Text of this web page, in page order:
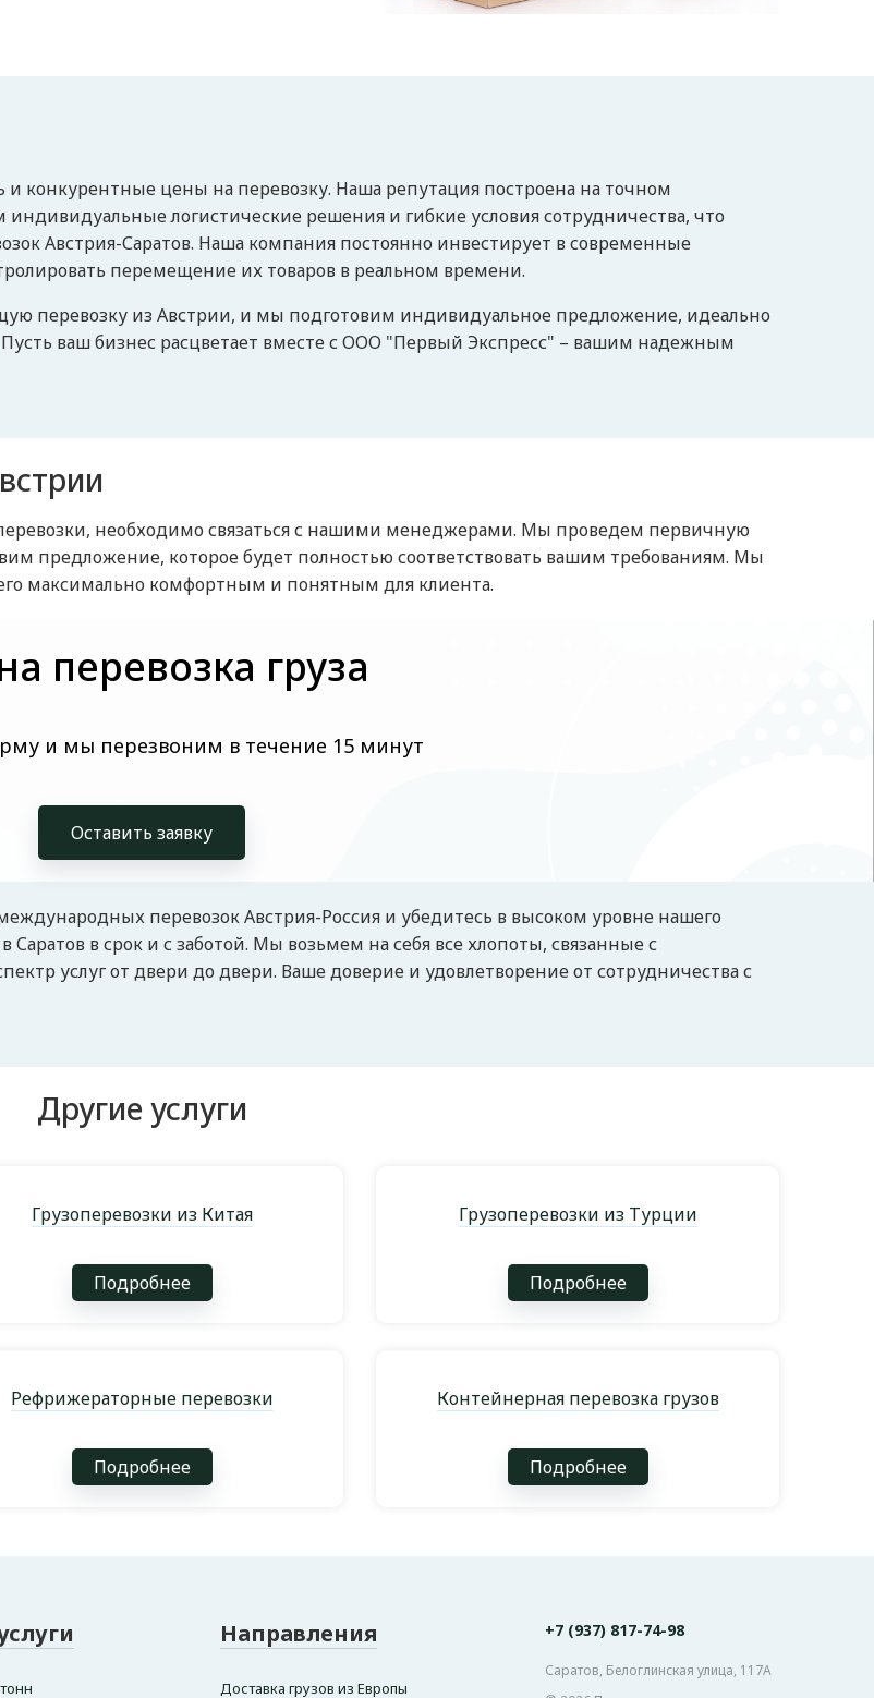
конкурентные цены на перевозку. Наша репутация построена на точном
логистические решения и гибкие условия сотрудничества, что
Австрия-Саратов. Наша компания постоянно инвестирует в современные
перемещение их товаров в реальном времени.
перевозку из Австрии, и мы подготовим индивидуальное предложение, идеально
ваш бизнес расцветает вместе с ООО "Первый Экспресс" – вашим надежным
необходимо связаться с нашими менеджерами. Мы проведем первичную
предложение, которое будет полностью соответствовать вашим требованиям. Мы
максимально комфортным и понятным для клиента.
перевозка груза
и мы перезвоним в течение 15 минут
Оставить заявку
перевозок Австрия-Россия и убедитесь в высоком уровне нашего
в срок и с заботой. Мы возьмем на себя все хлопоты, связанные с
услуг от двери до двери. Ваше доверие и удовлетворение от сотрудничества с
Другие услуги
Грузоперевозки из Китая
Подробнее
Грузоперевозки из Турции
Подробнее
Рефрижераторные перевозки
Подробнее
Контейнерная перевозка грузов
Подробнее
Направления
Доставка грузов из Европы
+7 (937) 817-74-98
Саратов, Белоглинская улица, 117А